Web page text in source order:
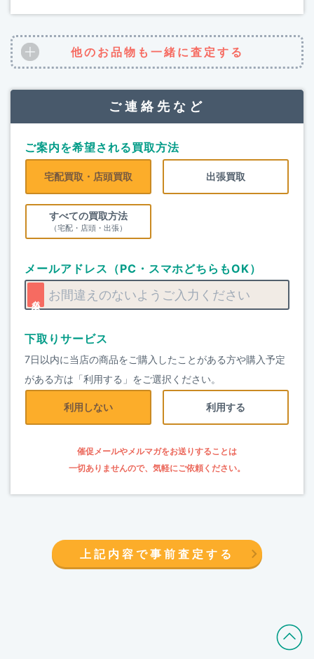
他のお品物も一緒に査定する
ご連絡先など
ご案内を希望される買取方法
宅配買取・店頭買取 出張買取
すべての買取方法
（宅配・店頭・出張）
メールアドレス（PC・スマホどちらもOK）
下取りサービス
7日以内に当店の商品をご購入したことがある方や購入予定
がある方は「利用する」をご選択ください。
利用しない 利用する
催促メールやメルマガをお送りすることは
一切ありませんので、気軽にご依頼ください。
上記内容で事前査定する